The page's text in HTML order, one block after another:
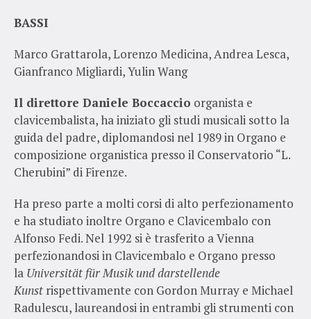
BASSI
Marco Grattarola, Lorenzo Medicina, Andrea Lesca,
Gianfranco Migliardi, Yulin Wang
Il direttore Daniele Boccaccio organista e
clavicembalista, ha iniziato gli studi musicali sotto la
guida del padre, diplomandosi nel 1989 in Organo e
composizione organistica presso il Conservatorio “L.
Cherubini” di Firenze.
Ha preso parte a molti corsi di alto perfezionamento
e ha studiato inoltre Organo e Clavicembalo con
Alfonso Fedi. Nel 1992 si è trasferito a Vienna
perfezionandosi in Clavicembalo e Organo presso
la Universität für Musik und darstellende
Kunst rispettivamente con Gordon Murray e Michael
Radulescu, laureandosi in entrambi gli strumenti con